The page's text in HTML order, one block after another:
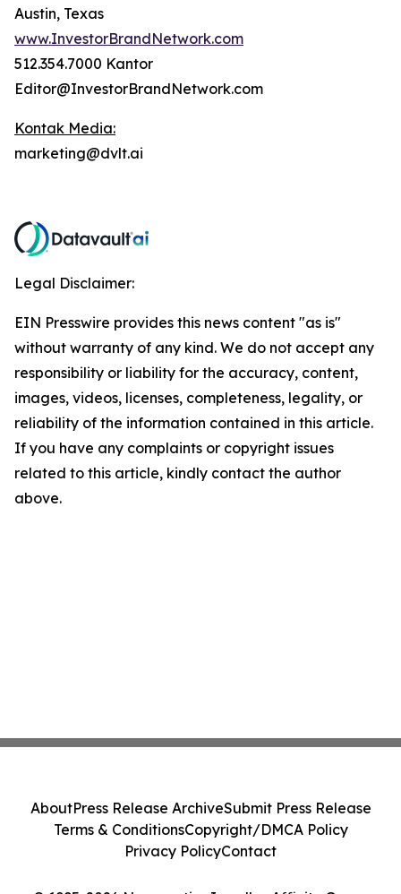
Austin, Texas
www.InvestorBrandNetwork.com
512.354.7000 Kantor
Editor@InvestorBrandNetwork.com
Kontak Media:
marketing@dvlt.ai
Legal Disclaimer:
EIN Presswire provides this news content "as is"
without warranty of any kind. We do not accept any
responsibility or liability for the accuracy, content,
images, videos, licenses, completeness, legality, or
reliability of the information contained in this article.
If you have any complaints or copyright issues
related to this article, kindly contact the author
above.
AboutPress Release ArchiveSubmit Press Release
Terms & ConditionsCopyright/DMCA Policy
Privacy PolicyContact